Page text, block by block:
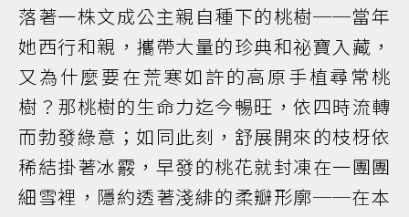
落著一株文成公主親自種下的桃樹──當年
她西行和親，攜帶大量的珍典和祕寶入藏，
又為什麼要在荒寒如許的高原手植尋常桃
樹？那桃樹的生命力迄今暢旺，依四時流轉
而勃發綠意；如同此刻，舒展開來的枝枒依
稀結掛著冰霰，早發的桃花就封凍在一團團
細雪裡，隱約透著淺緋的柔瓣形廓──在本